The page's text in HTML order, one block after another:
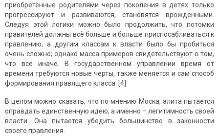
приобретённые родителями через поколения в детях только
прогрессируют и развиваются, становятся врождёнными.
Следуя этой логики можно было продолжить, что потомки
правителей должны всё больше и больше приспосабливаться к
правлению, а другим классам к власти было бы пробиться
очень сложно; однако масса примеров свидетельствуют о том,
что всё иначе. В государственном управлении время от
времени требуются новые черты, также меняется и сам способ
формирования правящего класса. [4]
В целом можно сказать, что по мнению Моска, элита пытается
оправдать единственную идею, а именно – легитимность своей
власти. Она пытается убедить большинство в законности
своего правления.